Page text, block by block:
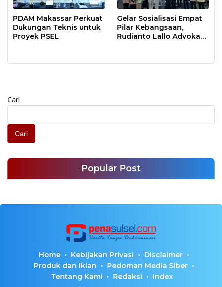
PDAM Makassar Perkuat
Dukungan Teknis untuk
Proyek PSEL
Gelar Sosialisasi Empat
Pilar Kebangsaan,
Rudianto Lallo Advokasi
Cari
Cari
Popular Post
Home Kebijakan Privasi
Disclaimer
Produk dan Iklan
Pedoman Media Siber
Tentang Kami
Redaksi Index